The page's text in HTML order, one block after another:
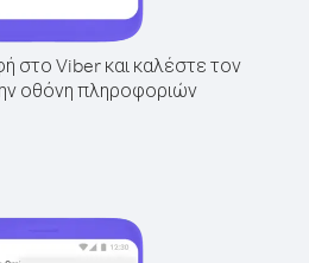
στο Viber και καλέστε τον
οθόνη πληροφοριών